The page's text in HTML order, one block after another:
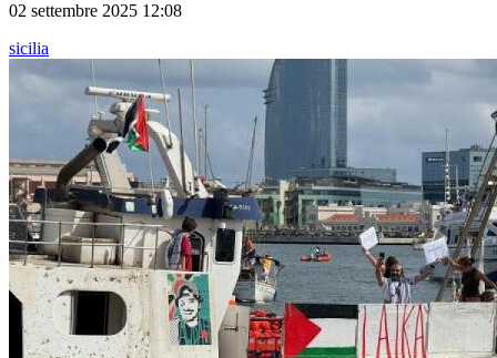
02 settembre 2025 12:08
sicilia